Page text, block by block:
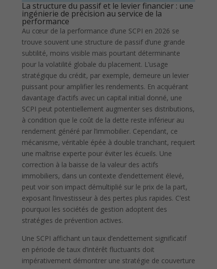
La structure du passif et le levier financier : une
ingénierie de précision au service de la
performance
Au cœur de la performance d’une SCPI en 2026 se
trouve souvent une structure de passif d’une grande
subtilité, moins visible mais pourtant déterminante
pour la volatilité globale du placement. L’usage
stratégique du crédit, par exemple, demeure un levier
puissant pour amplifier les rendements. En acquérant
davantage d’actifs avec un capital initial donné, une
SCPI peut potentiellement augmenter ses distributions,
à condition que le coût de la dette reste inférieur au
rendement généré par l’immobilier. Cependant, ce
mécanisme, véritable épée à double tranchant, requiert
une maîtrise experte pour éviter les écueils. Une
correction à la baisse de la valeur des actifs
immobiliers, dans un contexte d’endettement élevé,
peut voir son impact démultiplié sur le prix de la part,
exposant l’investisseur à des pertes plus rapides. C’est
pourquoi les sociétés de gestion adoptent des
stratégies de prévention actives.
Une SCPI affichant un taux d’endettement significatif
en période de taux d’intérêt fluctuants doit
impérativement démontrer une stratégie de couverture